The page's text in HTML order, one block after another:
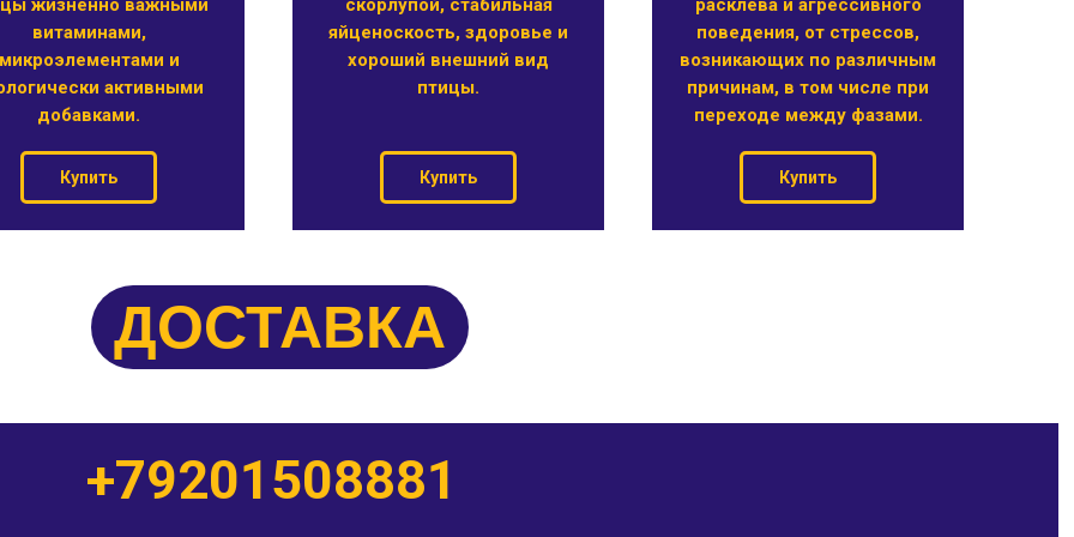
жизненно важными
витаминами,
микроэлементами и
активными
добавками.
Купить
скорлупой, стабильная
яйценоскость, здоровье и
хороший внешний вид
птицы.
Купить
расклева и агрессивного
поведения, от стрессов,
возникающих по различным
причинам, в том числе при
переходе между фазами.
Купить
ДОСТАВКА
+79201508881